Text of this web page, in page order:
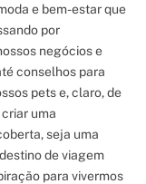
e bem-estar que
por
negócios e
conselhos para
pets e, claro, de
uma
seja uma
de viagem
para vivermos